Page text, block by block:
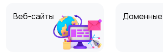
Веб-сайты